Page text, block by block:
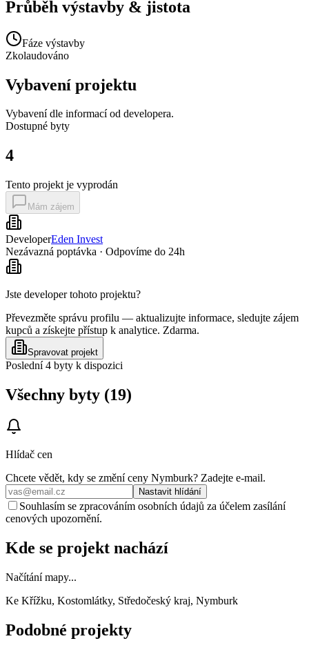
Průběh výstavby & jistota
Fáze výstavby
Zkolaudováno
Vybavení projektu
Vybavení dle informací od developera.
Dostupné byty
4
Tento projekt je vyprodán
Mám zájem
DeveloperEden Invest
Nezávazná poptávka · Odpovíme do 24h
Jste developer tohoto projektu?
Převezměte správu profilu — aktualizujte informace, sledujte zájem
kupců a získejte přístup k analytice. Zdarma.
Spravovat projekt
Poslední 4 byty k dispozici
Všechny byty (19)
Hlídač cen
Chcete vědět, kdy se změní ceny Nymburk? Zadejte e‑mail.
Nastavit hlídání
Souhlasím se zpracováním osobních údajů za účelem zasílání
cenových upozornění.
Kde se projekt nachází
Načítání mapy...
Ke Křížku, Kostomlátky, Středočeský kraj, Nymburk
Podobné projekty